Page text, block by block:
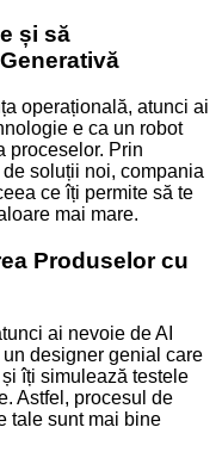
și să
operațională, atunci ai
e ca un robot
proceselor. Prin
soluții noi, compania
ce îți permite să te
mai mare.
Produselor cu
ai nevoie de AI
designer genial care
îți simulează testele
Astfel, procesul de
tale sunt mai bine